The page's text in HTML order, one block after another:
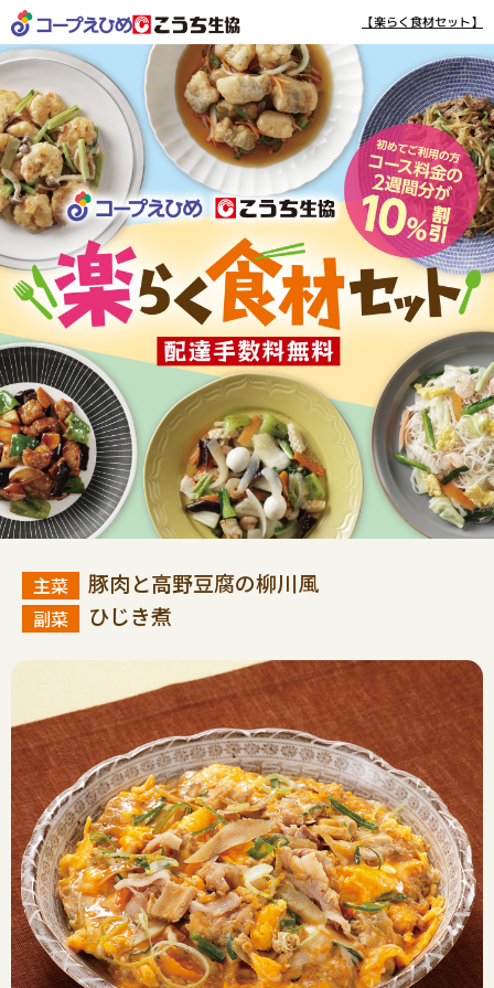
【楽らく食材セット】
豚肉と高野豆腐の柳川風
ひじき煮